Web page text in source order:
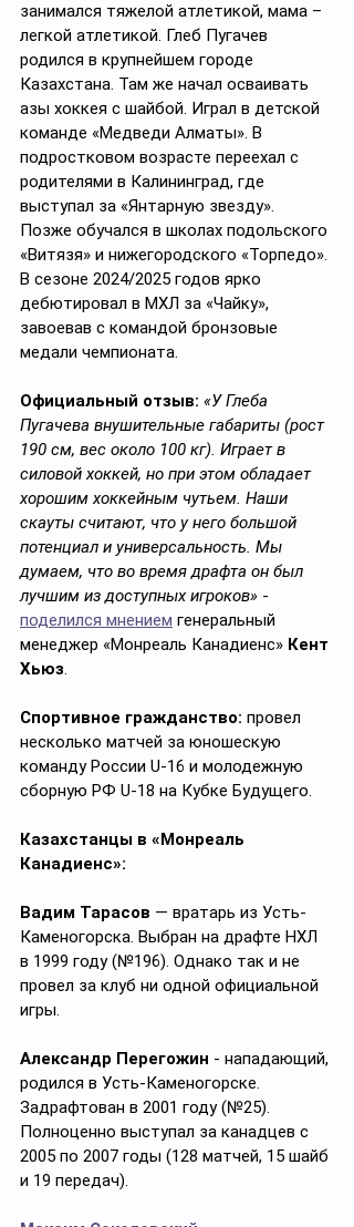
занимался тяжелой атлетикой, мама –
легкой атлетикой. Глеб Пугачев
родился в крупнейшем городе
Казахстана. Там же начал осваивать
азы хоккея с шайбой. Играл в детской
команде «Медведи Алматы». В
подростковом возрасте переехал с
родителями в Калининград, где
выступал за «Янтарную звезду».
Позже обучался в школах подольского
«Витязя» и нижегородского «Торпедо».
В сезоне 2024/2025 годов ярко
дебютировал в МХЛ за «Чайку»,
завоевав с командой бронзовые
медали чемпионата.
Официальный отзыв: «У Глеба
Пугачева внушительные габариты (рост
190 см, вес около 100 кг). Играет в
силовой хоккей, но при этом обладает
хорошим хоккейным чутьем. Наши
скауты считают, что у него большой
потенциал и универсальность. Мы
думаем, что во время драфта он был
лучшим из доступных игроков» -
поделился мнением генеральный
менеджер «Монреаль Канадиенс» Кент
Хьюз.
Спортивное гражданство: провел
несколько матчей за юношескую
команду России U-16 и молодежную
сборную РФ U-18 на Кубке Будущего.
Казахстанцы в «Монреаль
Канадиенс»:
Вадим Тарасов — вратарь из Усть-
Каменогорска. Выбран на драфте НХЛ
в 1999 году (№196). Однако так и не
провел за клуб ни одной официальной
игры.
Александр Перегожин - нападающий,
родился в Усть-Каменогорске.
Задрафтован в 2001 году (№25).
Полноценно выступал за канадцев с
2005 по 2007 годы (128 матчей, 15 шайб
и 19 передач).